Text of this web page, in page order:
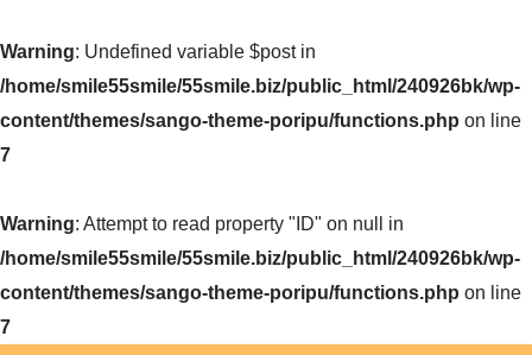
Warning: Undefined variable $post in
/home/smile55smile/55smile.biz/public_html/240926bk/wp-
content/themes/sango-theme-poripu/functions.php on line
7
Warning: Attempt to read property "ID" on null in
/home/smile55smile/55smile.biz/public_html/240926bk/wp-
content/themes/sango-theme-poripu/functions.php on line
7